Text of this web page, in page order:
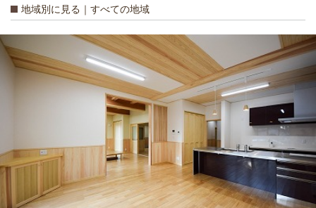
地域別に見る｜すべての地域